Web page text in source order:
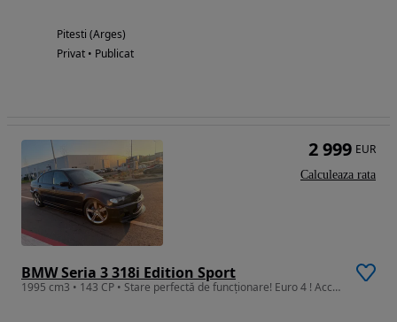
Pitesti (Arges)
Privat • Publicat
BMW Seria 3 318i Edition Sport
1995 cm3 • 143 CP • Stare perfectă de funcționare! Euro 4 ! Accept și variante!!!
2 999 EUR
Calculeaza rata